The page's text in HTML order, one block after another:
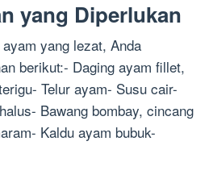
yang Diperlukan
yang lezat, Anda
berikut:- Daging ayam fillet,
Telur ayam- Susu cair-
Bawang bombay, cincang
Kaldu ayam bubuk-